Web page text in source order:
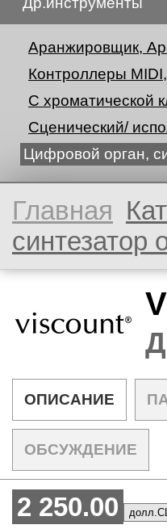
Аранжировщик,
Контроллеры
С хроматической
Сценический/
Цифровой орган,
Главная
синтезатор
ОПИСАНИЕ
ОБСУЖДЕНИЕ
2 250.00